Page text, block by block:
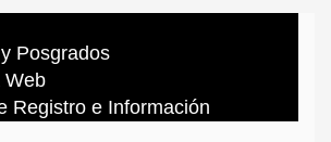
Posgrados
Web
Registro e Información